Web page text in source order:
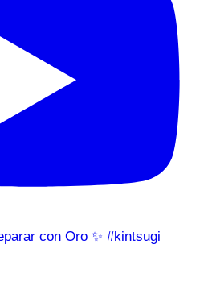
con Oro ✨ #kintsugi